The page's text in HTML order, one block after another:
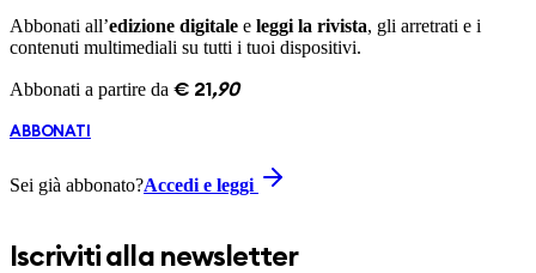
Abbonati all’edizione digitale e leggi la rivista, gli arretrati e i
contenuti multimediali su tutti i tuoi dispositivi.
Abbonati a partire da € 21 ,90
ABBONATI
Sei già abbonato?Accedi e leggi
Iscriviti alla newsletter